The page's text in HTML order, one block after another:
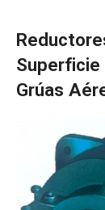
Superficie
Grúas